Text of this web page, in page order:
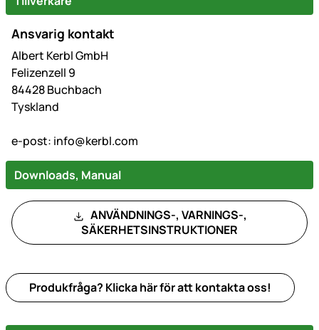
Ansvarig kontakt
Albert Kerbl GmbH
Felizenzell 9
84428 Buchbach
Tyskland
e-post: info@kerbl.com
Downloads, Manual
ANVÄNDNINGS-, VARNINGS-,
SÄKERHETSINSTRUKTIONER
Produkfråga? Klicka här för att kontakta oss!